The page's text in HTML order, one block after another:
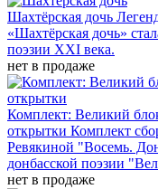
Шахтёрская дочь
«Шахтёрская дочь»
поэзии XXI века.
нет в продаже
Комплект: Великий
открытки Комплект
Ревякиной "Восемь.
донбасской поэзии
нет в продаже